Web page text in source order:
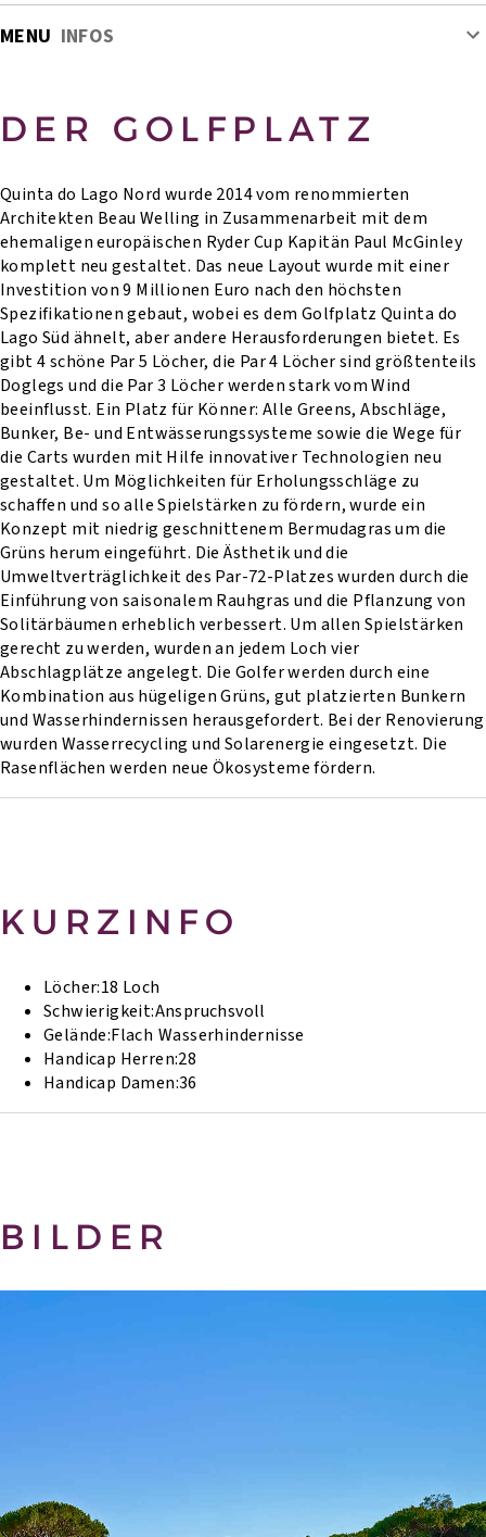
MENU INFOS
DER GOLFPLATZ
Quinta do Lago Nord wurde 2014 vom renommierten
Architekten Beau Welling in Zusammenarbeit mit dem
ehemaligen europäischen Ryder Cup Kapitän Paul McGinley
komplett neu gestaltet. Das neue Layout wurde mit einer
Investition von 9 Millionen Euro nach den höchsten
Spezifikationen gebaut, wobei es dem Golfplatz Quinta do
Lago Süd ähnelt, aber andere Herausforderungen bietet. Es
gibt 4 schöne Par 5 Löcher, die Par 4 Löcher sind größtenteils
Doglegs und die Par 3 Löcher werden stark vom Wind
beeinflusst. Ein Platz für Könner: Alle Greens, Abschläge,
Bunker, Be- und Entwässerungssysteme sowie die Wege für
die Carts wurden mit Hilfe innovativer Technologien neu
gestaltet. Um Möglichkeiten für Erholungsschläge zu
schaffen und so alle Spielstärken zu fördern, wurde ein
Konzept mit niedrig geschnittenem Bermudagras um die
Grüns herum eingeführt. Die Ästhetik und die
Umweltverträglichkeit des Par-72-Platzes wurden durch die
Einführung von saisonalem Rauhgras und die Pflanzung von
Solitärbäumen erheblich verbessert. Um allen Spielstärken
gerecht zu werden, wurden an jedem Loch vier
Abschlagplätze angelegt. Die Golfer werden durch eine
Kombination aus hügeligen Grüns, gut platzierten Bunkern
und Wasserhindernissen herausgefordert. Bei der Renovierung
wurden Wasserrecycling und Solarenergie eingesetzt. Die
Rasenflächen werden neue Ökosysteme fördern.
KURZINFO
Löcher:18 Loch
Schwierigkeit:Anspruchsvoll
Gelände:Flach Wasserhindernisse
Handicap Herren:28
Handicap Damen:36
BILDER